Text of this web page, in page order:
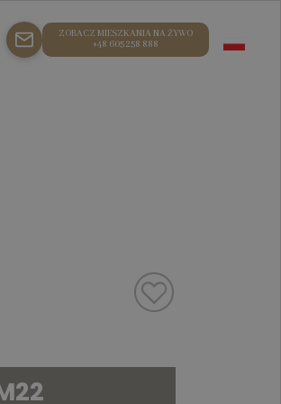
ZOBACZ MIESZKANIA NA ŻYWO
+48 605 258 888